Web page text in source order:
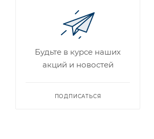
Будьте в курсе наших
акций и новостей
ПОДПИСАТЬСЯ